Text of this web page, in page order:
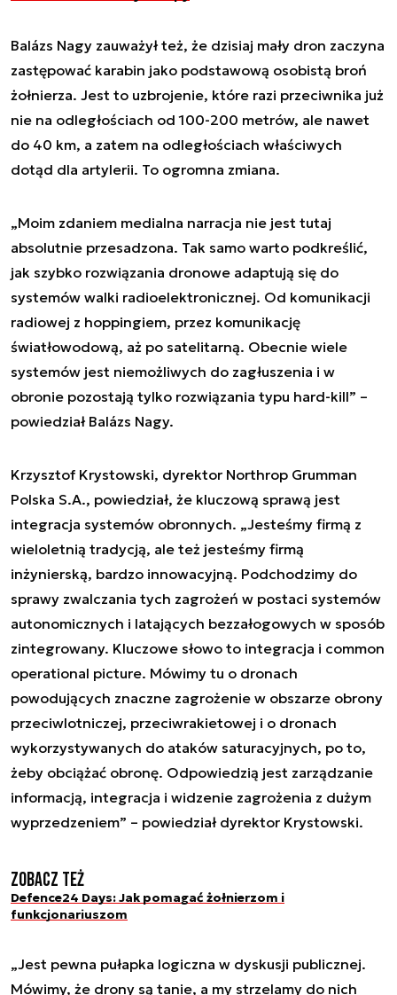
Balázs Nagy zauważył też, że dzisiaj mały dron zaczyna
zastępować karabin jako podstawową osobistą broń
żołnierza. Jest to uzbrojenie, które razi przeciwnika już
nie na odległościach od 100-200 metrów, ale nawet
do 40 km, a zatem na odległościach właściwych
dotąd dla artylerii. To ogromna zmiana.
„Moim zdaniem medialna narracja nie jest tutaj
absolutnie przesadzona. Tak samo warto podkreślić,
jak szybko rozwiązania dronowe adaptują się do
systemów walki radioelektronicznej. Od komunikacji
radiowej z hoppingiem, przez komunikację
światłowodową, aż po satelitarną. Obecnie wiele
systemów jest niemożliwych do zagłuszenia i w
obronie pozostają tylko rozwiązania typu hard-kill” –
powiedział Balázs Nagy.
Krzysztof Krystowski, dyrektor Northrop Grumman
Polska S.A., powiedział, że kluczową sprawą jest
integracja systemów obronnych. „Jesteśmy firmą z
wieloletnią tradycją, ale też jesteśmy firmą
inżynierską, bardzo innowacyjną. Podchodzimy do
sprawy zwalczania tych zagrożeń w postaci systemów
autonomicznych i latających bezzałogowych w sposób
zintegrowany. Kluczowe słowo to integracja i common
operational picture. Mówimy tu o dronach
powodujących znaczne zagrożenie w obszarze obrony
przeciwlotniczej, przeciwrakietowej i o dronach
wykorzystywanych do ataków saturacyjnych, po to,
żeby obciążać obronę. Odpowiedzią jest zarządzanie
informacją, integracja i widzenie zagrożenia z dużym
wyprzedzeniem” – powiedział dyrektor Krystowski.
Zobacz też
Defence24 Days: Jak pomagać żołnierzom i
funkcjonariuszom
„Jest pewna pułapka logiczna w dyskusji publicznej.
Mówimy, że drony są tanie, a my strzelamy do nich